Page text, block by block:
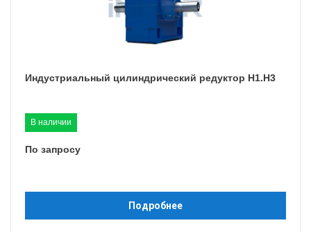
Индустриальный цилиндрический редуктор H1.H3
В наличии
По запросу
Подробнее